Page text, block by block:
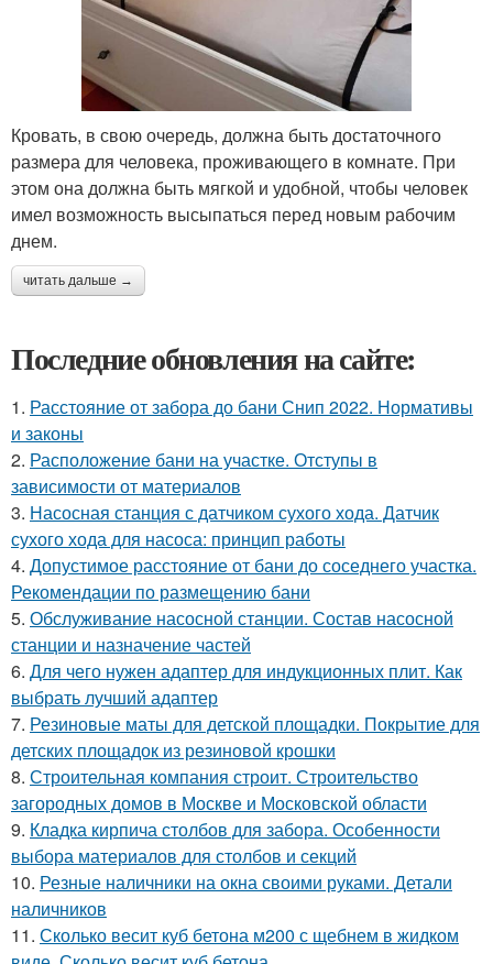
Кровать, в свою очередь, должна быть достаточного
размера для человека, проживающего в комнате. При
этом она должна быть мягкой и удобной, чтобы человек
имел возможность высыпаться перед новым рабочим
днем.
читать дальше →
Последние обновления на сайте:
1. Расстояние от забора до бани Снип 2022. Нормативы
и законы
2. Расположение бани на участке. Отступы в
зависимости от материалов
3. Насосная станция с датчиком сухого хода. Датчик
сухого хода для насоса: принцип работы
4. Допустимое расстояние от бани до соседнего участка.
Рекомендации по размещению бани
5. Обслуживание насосной станции. Состав насосной
станции и назначение частей
6. Для чего нужен адаптер для индукционных плит. Как
выбрать лучший адаптер
7. Резиновые маты для детской площадки. Покрытие для
детских площадок из резиновой крошки
8. Строительная компания строит. Строительство
загородных домов в Москве и Московской области
9. Кладка кирпича столбов для забора. Особенности
выбора материалов для столбов и секций
10. Резные наличники на окна своими руками. Детали
наличников
11. Сколько весит куб бетона м200 с щебнем в жидком